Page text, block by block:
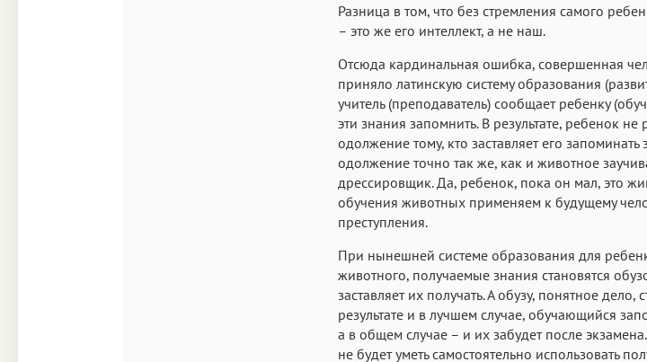
Разница в том, что без стремления самого
– это же его интеллект, а не наш.
Отсюда кардинальная ошибка, совершенная
приняло латинскую систему образования
учитель (преподаватель) сообщает ребенку
эти знания запомнить. В результате, ребенок не
одолжение тому, кто заставляет его
одолжение точно так же, как и животное
дрессировщик. Да, ребенок, пока он мал, это
обучения животных применяем к будущему
преступления.
При нынешней системе образования для
животного, получаемые знания становятся
заставляет их получать. А обузу, понятное
результате и в лучшем случае, обучающийся
а в общем случае – и их забудет после
не будет уметь самостоятельно использовать